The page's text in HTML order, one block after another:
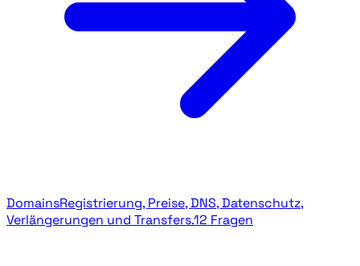
DomainsRegistrierung, Preise, DNS, Datenschutz,
Verlängerungen und Transfers.12 Fragen